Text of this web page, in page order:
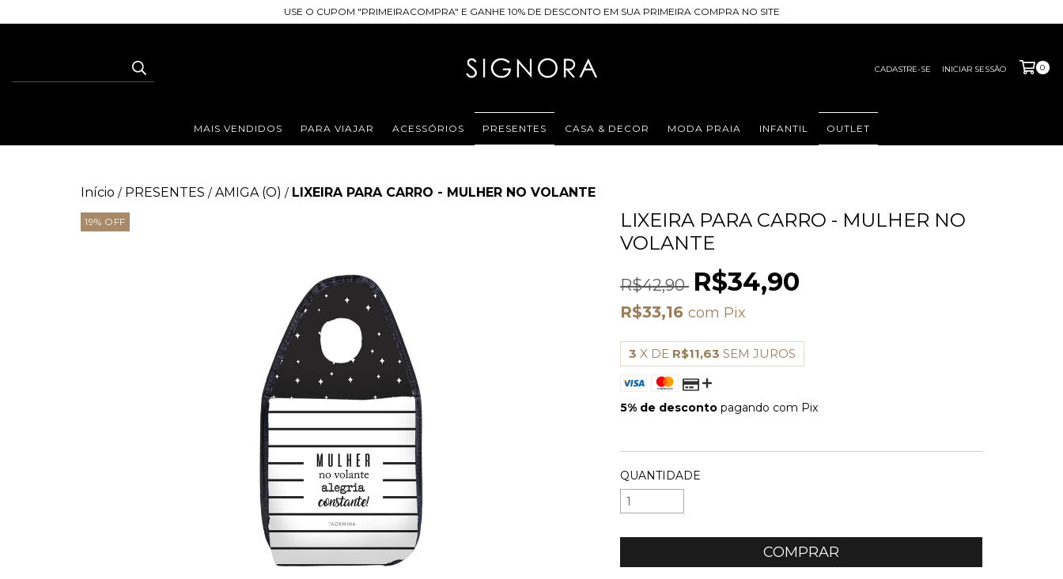
USE O CUPOM "PRIMEIRACOMPRA" E GANHE 10% DE DESCONTO EM SUA PRIMEIRA COMPRA NO SITE
CADASTRE-SE INICIAR SESSÃO 0
MAIS VENDIDOS PARA VIAJAR ACESSÓRIOS PRESENTES CASA & DECOR MODA PRAIA INFANTIL OUTLET
Início / PRESENTES / AMIGA (O) / LIXEIRA PARA CARRO - MULHER NO VOLANTE
19% OFF
LIXEIRA PARA CARRO - MULHER NO
VOLANTE
R$42,90 R$34,90
R$33,16com Pix
3 X DE R$11,63 SEM JUROS
5% de desconto pagando com Pix
QUANTIDADE